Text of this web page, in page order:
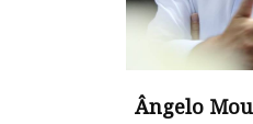
Ângelo